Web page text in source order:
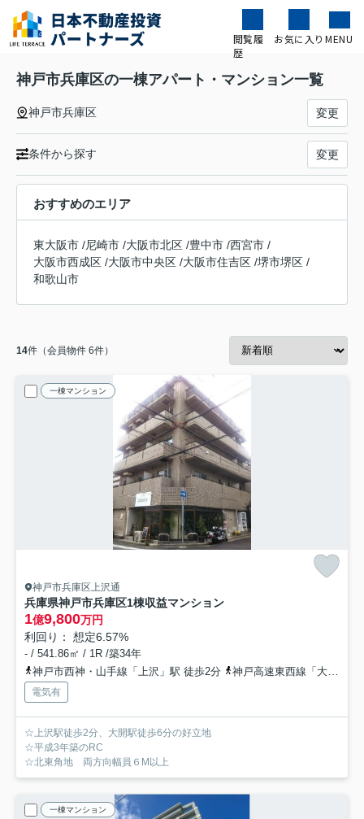
閲覧履
歴
お気に入り MENU
神戸市兵庫区の一棟アパート・マンション一覧
神戸市兵庫区 変更
条件から探す 変更
おすすめのエリア
東大阪市 /尼崎市 /大阪市北区 /豊中市 /西宮市 /
大阪市西成区 /大阪市中央区 /大阪市住吉区 /堺市堺区 /
和歌山市
14件（会員物件 6件）
一棟マンション
神戸市兵庫区上沢通
兵庫県神戸市兵庫区1棟収益マンション
1億9,800万円
利回り： 想定6.57%
- / 541.86㎡ / 1R /築34年
神戸市西神・山手線「上沢」駅 徒歩2分
神戸高速東西線「大開」駅 徒歩6分
電気有
☆上沢駅徒歩2分、大開駅徒歩6分の好立地
☆平成3年築のRC
☆北東角地 両方向幅員６M以上
一棟マンション